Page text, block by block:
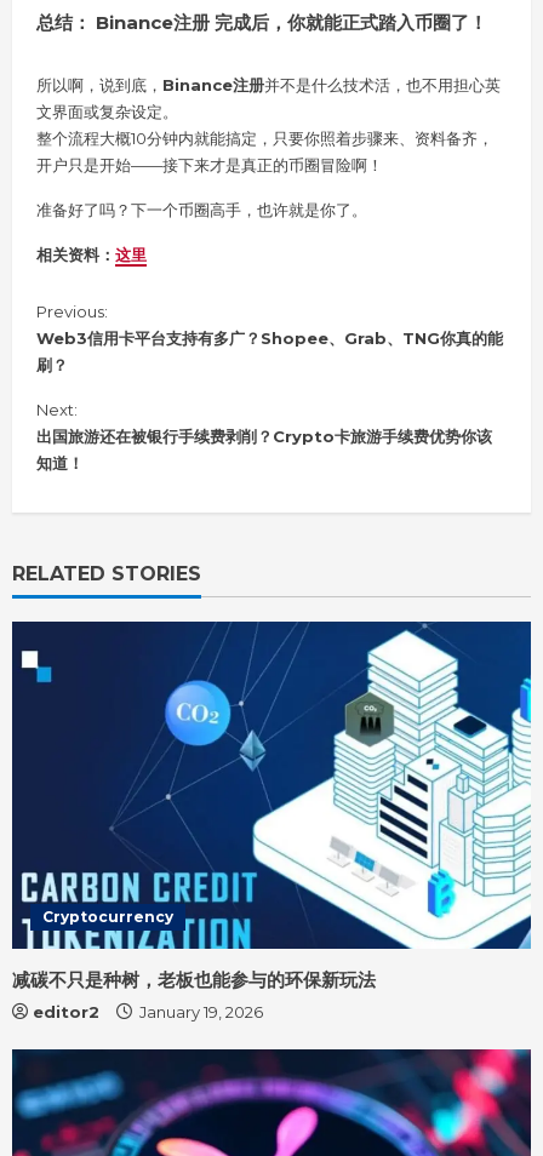
总结： Binance注册 完成后，你就能正式踏入币圈了！
所以啊，说到底， Binance注册并不是什么技术活，也不用担心英
文界面或复杂设定。
整个流程大概10分钟内就能搞定，只要你照着步骤来、资料备齐，
开户只是开始——接下来才是真正的币圈冒险啊！
准备好了吗？下一个币圈高手，也许就是你了。
相关资料： 这里
C
o
n
i
n
u
R
a
g
Previous:
Web3信用卡平台支持有多广？Shopee、Grab、TNG你真的能
刷？
Next:
出国旅游还在被银行手续费剥削？Crypto卡旅游手续费优势你该
知道！
RELATED STORIES
Cryptocurrency
减碳不只是种树，老板也能参与的环保新玩法
editor2 January 19, 2026